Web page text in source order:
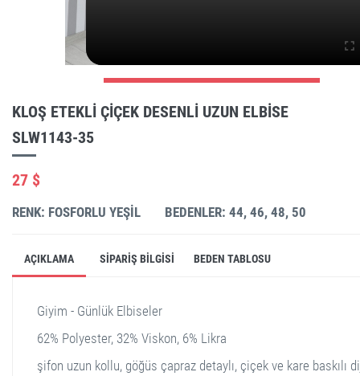
KLOŞ ETEKLI ÇIÇEK DESENLI UZUN ELBISE
SLW1143-35
27 $
RENK: FOSFORLU YEŞIL BEDENLER: 44, 46, 48, 50
AÇIKLAMA SIPARIŞ BILGISI BEDEN TABLOSU
Giyim - Günlük Elbiseler
62% Polyester, 32% Viskon, 6% Likra
şifon uzun kollu, göğüs çapraz detaylı, çiçek ve kare baskılı